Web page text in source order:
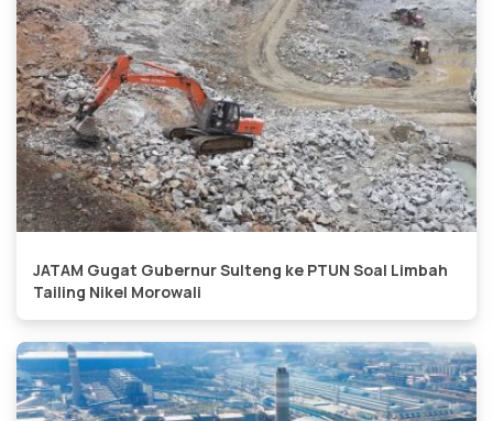
JATAM Gugat Gubernur Sulteng ke PTUN Soal Limbah
Tailing Nikel Morowali